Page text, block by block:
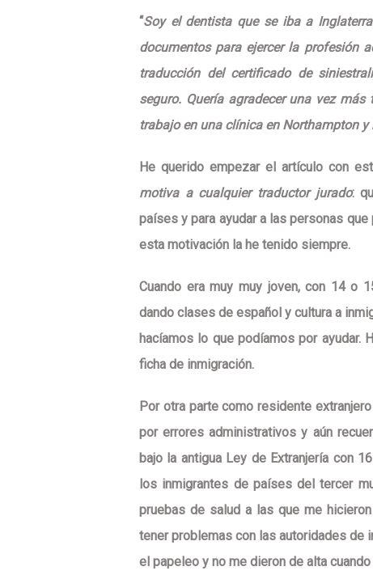
“Soy el dentista que se iba a
documentos para ejercer la profesión
traducción del certificado de
seguro. Quería agradecer una vez
trabajo en una clínica en Northampton
He querido empezar el artículo con
motiva a cualquier traductor jurado:
paísesypara ayudara las personas que
esta motivación la he tenido siempre.
Cuando era muy muy joven, con 14 o
dando clases de español y cultura a
hacíamos lo que podíamos por ayudar.
ficha de inmigración.
Por otra parte como residente
por errores administrativos y aún
bajo la antigua Ley de Extranjería con
los inmigrantes de países del tercer
pruebas de salud a las que me
tener problemas con las autoridades de
el papeleo y no me dieron de alta